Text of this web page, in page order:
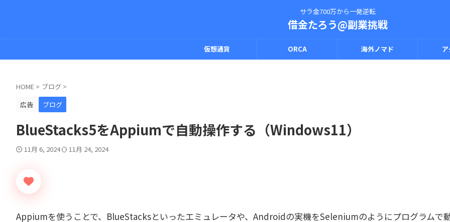
サラ金700万から一発逆転
借金たろう@副業挑戦
仮想通貨 ORCA 海外ノマド
HOME > ブログ >
広告
ブログ
BlueStacks5をAppiumで自動操作する（Windows11）
11月 6, 2024 11月 24, 2024
Appiumを使うことで、BlueStacksといったエミュレータや、Androidの実機をSeleniumのようにプログラムで